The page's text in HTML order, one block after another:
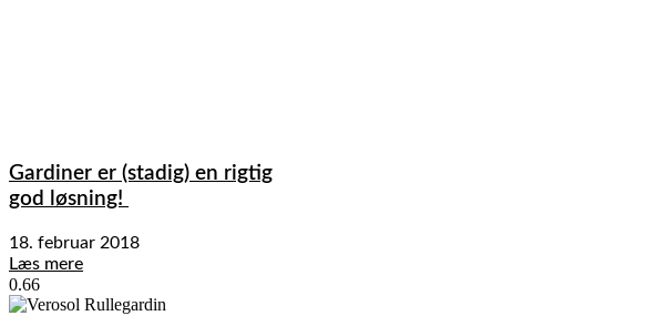
Gardiner er (stadig) en rigtig
god løsning!
18. februar 2018
Læs mere